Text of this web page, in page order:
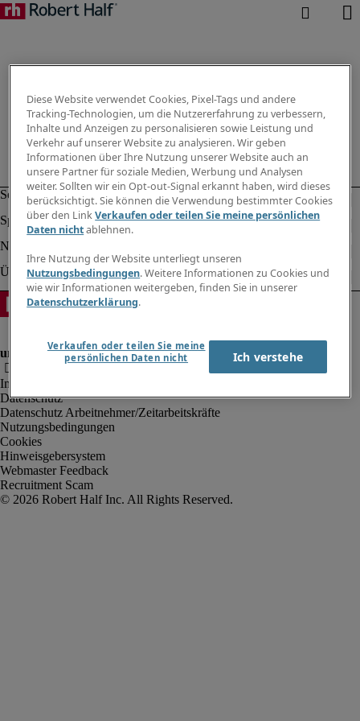
Impressum
Datenschutz
Datenschutz Arbeitnehmer/Zeitarbeitskräfte
Nutzungsbedingungen
Cookies
Hinweisgebersystem
Webmaster Feedback
Recruitment Scam
Diese Website verwendet Cookies, Pixel-Tags und andere
Tracking-Technologien, um die Nutzererfahrung zu verbessern,
Inhalte und Anzeigen zu personalisieren sowie Leistung und
Verkehr auf unserer Website zu analysieren. Wir geben
Informationen über Ihre Nutzung unserer Website auch an
unsere Partner für soziale Medien, Werbung und Analysen
weiter. Sollten wir ein Opt-out-Signal erkannt haben, wird dieses
berücksichtigt. Sie können die Verwendung bestimmter Cookies
über den LinkVerkaufen oder teilen Sie meine persönlichen
Daten nichtablehnen.
Ihre Nutzung der Website unterliegt unseren
Nutzungsbedingungen. Weitere Informationen zu Cookies und
wie wir Informationen weitergeben, finden Sie in unserer
Datenschutzerklärung.
Verkaufen oder teilen Sie meine
persönlichen Daten nicht
Ich verstehe